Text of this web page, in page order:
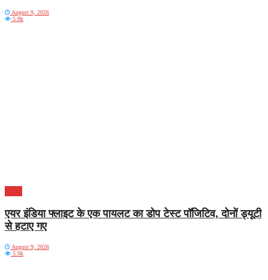
August 9, 2026
5.9k
एयर इंडिया फ्लाइट के एक पायलट का डोप टेस्ट पॉजिटिव, दोनों ड्यूटी
से हटाए गए
August 9, 2026
5.9k